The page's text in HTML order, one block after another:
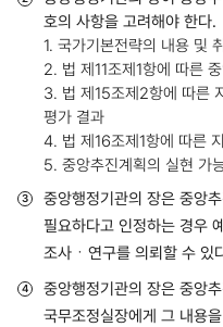
호의 사항을 고려해야 한다.
1. 국가기본전략의 내용 및
2. 법 제11조제1항에 따른
3. 법 제15조제2항에 따른
평가 결과
4. 법 제16조제1항에 따른
5. 중앙추진계획의 실현 가
중앙행정기관의 장은 중앙
필요하다고 인정하는 경우
조사ㆍ연구를 의뢰할 수 있
중앙행정기관의 장은 중앙
국무조정실장에게 그 내용